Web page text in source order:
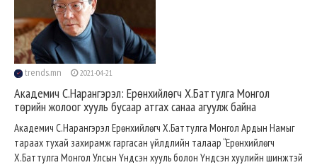
trends.mn 2021-04-21
Академич С.Нарангэрэл: Ерөнхийлөгч Х.Баттулга Монгол
төрийн жолоог хууль бусаар атгах санаа агуулж байна
Академич С.Нарангэрэл Ерөнхийлөгч Х.Баттулга Монгол Ардын Намыг
тараах тухай захирамж гаргасан үйлдлийн талаар “Ерөнхийлөгч
Х.Баттулга Монгол Улсын Үндсэн хууль болон Үндсэн хуулийн шинжтэй